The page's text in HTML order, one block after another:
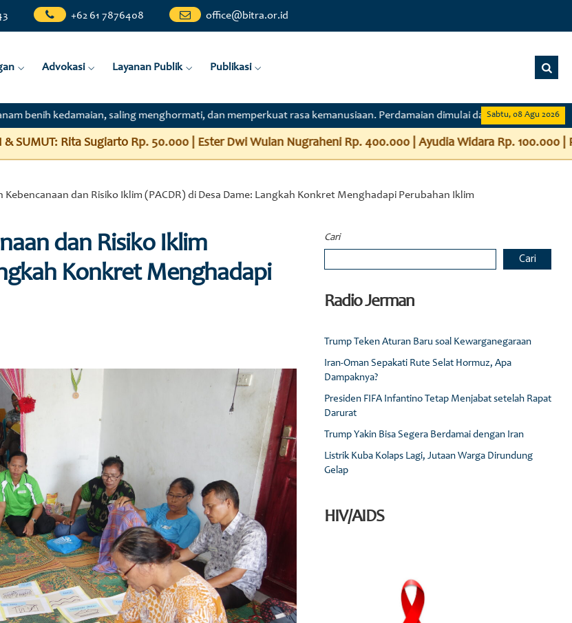
+62 61 7876408 office@bitra.or.id
Advokasi Layanan Publik Publikasi
Sabtu, 08 Agu 2026
saling menghormati, dan memperkuat rasa kemanusiaan. Perdamaian dimulai dari langkah kecil, dari diri kita
50.000 | Ester Dwi Wulan Nugraheni Rp. 400.000 | Ayudia Widara Rp. 100.000 | Putri Giyaryati Rp.
Kebencanaan dan Risiko Iklim (PACDR) di Desa Dame: Langkah Konkret Menghadapi Perubahan Iklim
dan Risiko Iklim
Konkret Menghadapi
Cari
Cari
Radio Jerman
Trump Teken Aturan Baru soal Kewarganegaraan
Iran-Oman Sepakati Rute Selat Hormuz, Apa
Dampaknya?
Presiden FIFA Infantino Tetap Menjabat setelah Rapat
Darurat
Trump Yakin Bisa Segera Berdamai dengan Iran
Listrik Kuba Kolaps Lagi, Jutaan Warga Dirundung
Gelap
HIV/AIDS